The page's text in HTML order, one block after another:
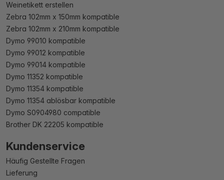
Weinetikett erstellen
Zebra 102mm x 150mm kompatible
Zebra 102mm x 210mm kompatible
Dymo 99010 kompatible
Dymo 99012 kompatible
Dymo 99014 kompatible
Dymo 11352 kompatible
Dymo 11354 kompatible
Dymo 11354 ablösbar kompatible
Dymo S0904980 compatible
Brother DK 22205 kompatible
Kundenservice
Häufig Gestellte Fragen
Lieferung